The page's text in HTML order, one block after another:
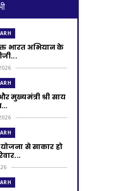
भारत अभियान के
मुख्यमंत्री श्री साय
से साकार हो